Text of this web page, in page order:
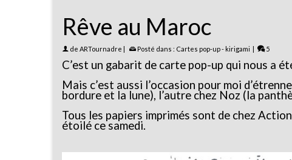
Rêve au Maroc
de ARTournadre | Posté dans : Cartes pop-up - kirigami | 5
C’est un gabarit de carte pop-up qui nous a
Mais c’est aussi l’occasion pour moi
bordure et la lune), l’autre chez Noz (la
Tous les papiers imprimés sont de chez
étoilé ce samedi.